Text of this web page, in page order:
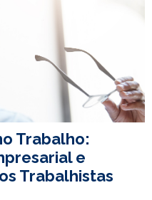
Trabalho:
e
Trabalhistas